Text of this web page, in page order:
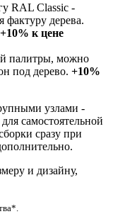
RAL Classic -
дерева.
+10% к цене
палитры, можно
под дерево. +10%
узлами -
самостоятельной
сразу при
и дизайну,